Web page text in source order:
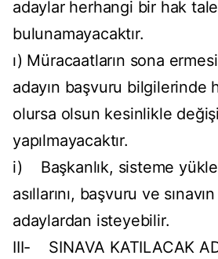
adaylar herhangi bir hak
bulunamayacaktır.
ı) Müracaatların sona
adayın başvuru bilgilerinde
olursa olsun kesinlikle
yapılmayacaktır.
i) Başkanlık, sisteme
asıllarını, başvuru ve
adaylardan isteyebilir.
III- SINAVA KATILACAK